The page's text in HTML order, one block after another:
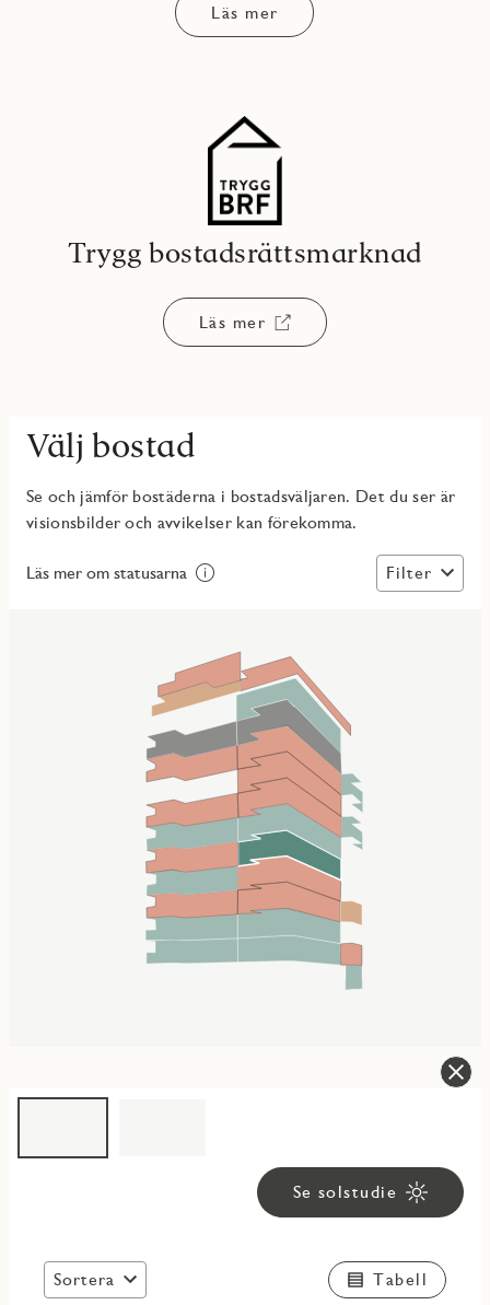
Läs mer
Trygg bostadsrättsmarknad
Läs mer
Välj bostad
Se och jämför bostäderna i bostadsväljaren. Det du ser är
visionsbilder och avvikelser kan förekomma.
Läs mer om statusarna Filter
Se solstudie
Sortera Tabell